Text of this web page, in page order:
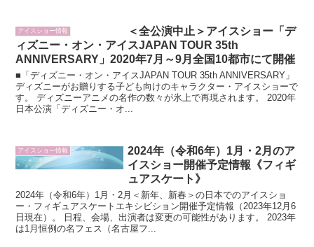
アイスショー情報
＜全公演中止＞アイスショー「デ
ィズニー・オン・アイスJAPAN TOUR 35th
ANNIVERSARY」2020年7月～9月全国10都市にて開催
■「ディズニー・オン・アイスJAPAN TOUR 35th ANNIVERSARY」
ディズニーがお贈りする子ども向けのキャラクター・アイスショーで
す。 ディズニーアニメの名作の数々が氷上で再現されます。 2020年
日本公演「ディズニー・オ...
アイスショー情報
2024年（令和6年）1月・2月のア
イスショー開催予定情報《フィギ
ュアスケート》
2024年（令和6年）1月・2月＜新年、新春＞の日本でのアイスショ
ー・フィギュアスケートエキシビション開催予定情報（2023年12月6
日現在）。 日程、会場、出演者は変更の可能性があります。 2023年
は1月恒例の名フェス（名古屋フ...